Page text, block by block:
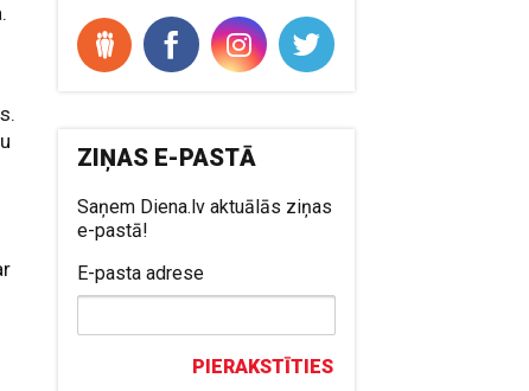
ZIŅAS E-PASTĀ
Saņem Diena.lv aktuālās ziņas
e-pastā!
E-pasta adrese
PIERAKSTĪTIES